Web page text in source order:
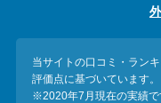
当サイトの口コミ・ラン
評価点に基づいています。
※2020年7月現在の実績で